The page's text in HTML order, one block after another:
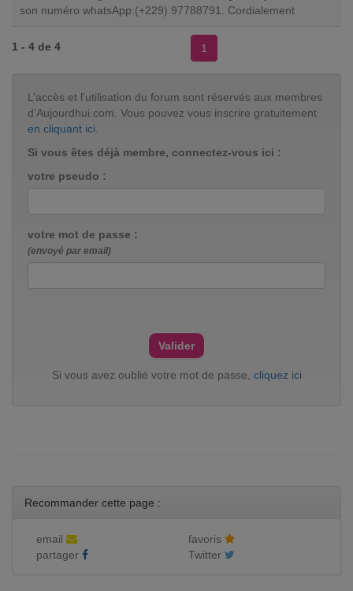
son numéro whatsApp:(+229) 97788791. Cordialement
1 - 4 de 4 1
L’accès et l’utilisation du forum sont réservés aux membres
d'Aujourdhui.com. Vous pouvez vous inscrire gratuitement
en cliquant ici.
Si vous êtes déjà membre, connectez-vous ici :
votre pseudo :
votre mot de passe :
(envoyé par email)
Si vous avez oublié votre mot de passe, cliquez ici
Recommander cette page :
email
favoris
partager
Twitter